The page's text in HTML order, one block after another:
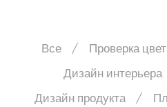
Все
Проверка
Дизайн интерьера
Дизайн продукта